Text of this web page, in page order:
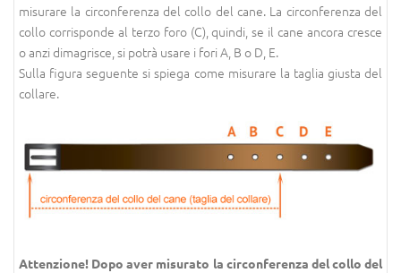
misurare la circonferenza del collo del cane. La circonferenza del
collo corrisponde al terzo foro (C), quindi, se il cane ancora cresce
o anzi dimagrisce, si potrà usare i fori A, B o D, E.
Sulla figura seguente si spiega come misurare la taglia giusta del
collare.
Attenzione! Dopo aver misurato la circonferenza del collo del